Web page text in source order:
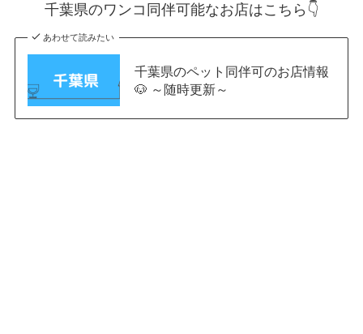
千葉県のワンコ同伴可能なお店はこちら👇
あわせて読みたい
千葉県のペット同伴可のお店情報
🐶 ～随時更新～